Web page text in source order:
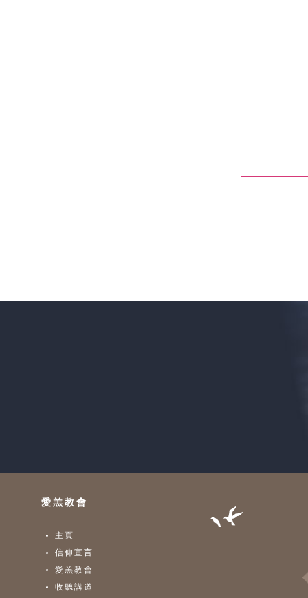
愛羔教會
主頁
信仰宣言
愛羔教會
收聽講道